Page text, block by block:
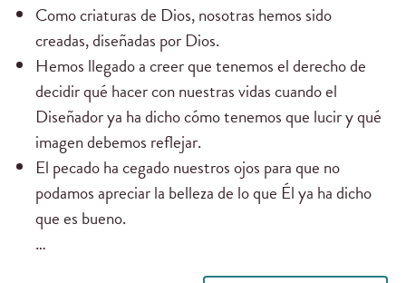
Como criaturas de Dios, nosotras hemos sido
creadas, diseñadas por Dios.
Hemos llegado a creer que tenemos el derecho de
decidir qué hacer con nuestras vidas cuando el
Diseñador ya ha dicho cómo tenemos que lucir y qué
imagen debemos reflejar.
El pecado ha cegado nuestros ojos para que no
podamos apreciar la belleza de lo que Él ya ha dicho
que es bueno.
…